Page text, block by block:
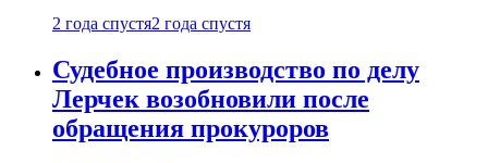
2 года спустя2 года спустя
Судебное производство по делу
Лерчек возобновили после
обращения прокуроров